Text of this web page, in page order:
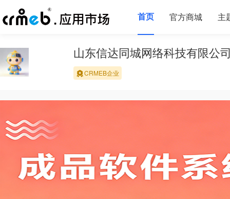
首页 官方商城 主
山东信达同城网络科技有限公
CRMEB企业